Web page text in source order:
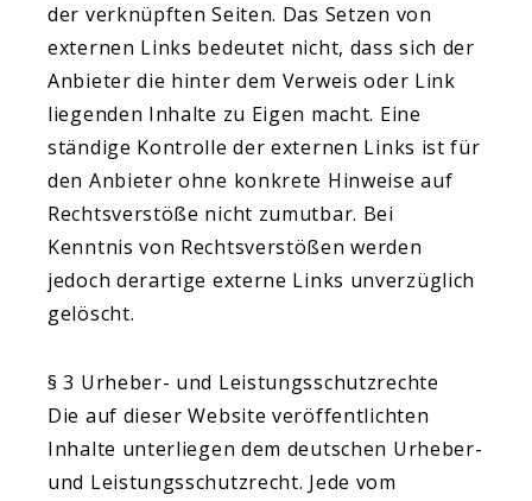
der verknüpften Seiten. Das Setzen von
externen Links bedeutet nicht, dass sich der
Anbieter die hinter dem Verweis oder Link
liegenden Inhalte zu Eigen macht. Eine
ständige Kontrolle der externen Links ist für
den Anbieter ohne konkrete Hinweise auf
Rechtsverstöße nicht zumutbar. Bei
Kenntnis von Rechtsverstößen werden
jedoch derartige externe Links unverzüglich
gelöscht.
§ 3 Urheber- und Leistungsschutzrechte
Die auf dieser Website veröffentlichten
Inhalte unterliegen dem deutschen Urheber-
und Leistungsschutzrecht. Jede vom